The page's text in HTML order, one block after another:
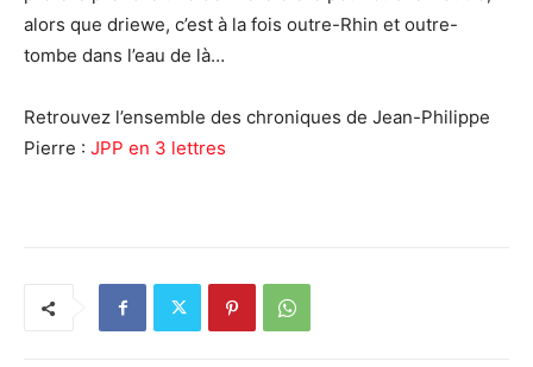
alors que driewe, c’est à la fois outre-Rhin et outre-
tombe dans l’eau de là…
Retrouvez l’ensemble des chroniques de Jean-Philippe
Pierre : JPP en 3 lettres